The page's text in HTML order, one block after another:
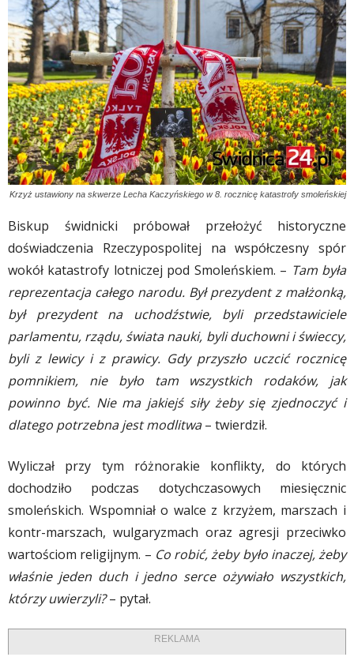
Krzyż ustawiony na skwerze Lecha Kaczyńskiego w 8. rocznicę katastrofy smoleńskiej
Biskup świdnicki próbował przełożyć historyczne
doświadczenia Rzeczypospolitej na współczesny spór
wokół katastrofy lotniczej pod Smoleńskiem. – Tam była
reprezentacja całego narodu. Był prezydent z małżonką,
był prezydent na uchodźstwie, byli przedstawiciele
parlamentu, rządu, świata nauki, byli duchowni i świeccy,
byli z lewicy i z prawicy. Gdy przyszło uczcić rocznicę
pomnikiem, nie było tam wszystkich rodaków, jak
powinno być. Nie ma jakiejś siły żeby się zjednoczyć i
dlatego potrzebna jest modlitwa– twierdził.
Wyliczał przy tym różnorakie konflikty, do których
dochodziło podczas dotychczasowych miesięcznic
smoleńskich. Wspomniał o walce z krzyżem, marszach i
kontr-marszach, wulgaryzmach oraz agresji przeciwko
wartościom religijnym. – Co robić, żeby było inaczej, żeby
właśnie jeden duch i jedno serce ożywiało wszystkich,
którzy uwierzyli?– pytał.
REKLAMA